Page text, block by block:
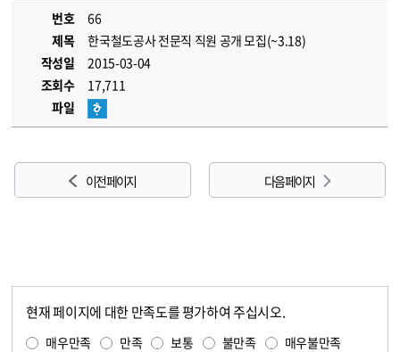
번호
66
제목
한국철도공사 전문직 직원 공개 모집(~3.18)
작성일
2015-03-04
조회수
17,711
파일
이전 페이지 다음 페이지
현재 페이지에 대한 만족도를 평가하여 주십시오.
매우만족 만족 보통 불만족 매우불만족